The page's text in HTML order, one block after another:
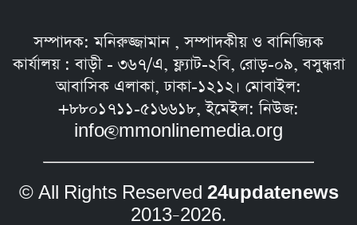
সম্পাদক: মনিরুজ্জামান , সম্পাদকীয় ও বানিজ্যিক
কার্যালয় : বাড়ী - ৩৬৭/এ, ফ্ল্যাট-২বি, রোড়-০৯, বসুন্ধরা
আবাসিক এলাকা, ঢাকা-১২১২। মোবাইল:
+৮৮০১৭১১-৫১৬৬১৮, ইমেইল: নিউজ:
info@mmonlinemedia.org
© All Rights Reserved 24updatenews
2013–2026.